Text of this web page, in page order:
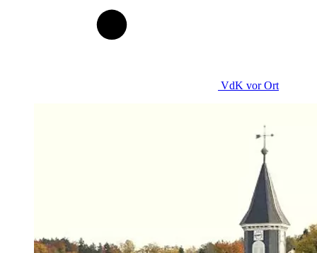
VdK vor Ort